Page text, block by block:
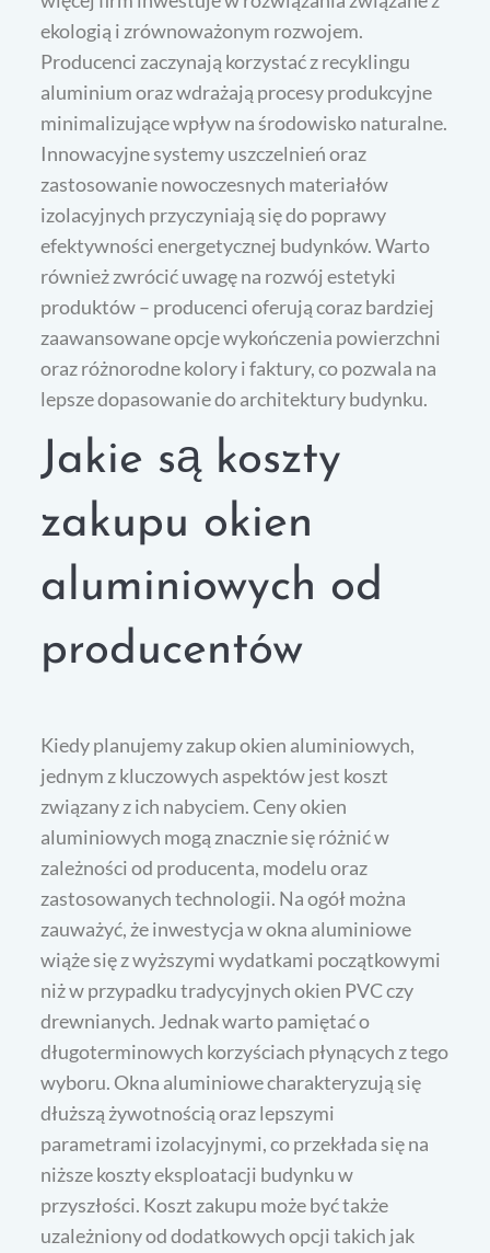
ekologią i zrównoważonym rozwojem.
Producenci zaczynają korzystać z recyklingu
aluminium oraz wdrażają procesy produkcyjne
minimalizujące wpływ na środowisko naturalne.
Innowacyjne systemy uszczelnień oraz
zastosowanie nowoczesnych materiałów
izolacyjnych przyczyniają się do poprawy
efektywności energetycznej budynków. Warto
również zwrócić uwagę na rozwój estetyki
produktów – producenci oferują coraz bardziej
zaawansowane opcje wykończenia powierzchni
oraz różnorodne kolory i faktury, co pozwala na
lepsze dopasowanie do architektury budynku.
Jakie są koszty
zakupu okien
aluminiowych od
producentów
Kiedy planujemy zakup okien aluminiowych,
jednym z kluczowych aspektów jest koszt
związany z ich nabyciem. Ceny okien
aluminiowych mogą znacznie się różnić w
zależności od producenta, modelu oraz
zastosowanych technologii. Na ogół można
zauważyć, że inwestycja w okna aluminiowe
wiąże się z wyższymi wydatkami początkowymi
niż w przypadku tradycyjnych okien PVC czy
drewnianych. Jednak warto pamiętać o
długoterminowych korzyściach płynących z tego
wyboru. Okna aluminiowe charakteryzują się
dłuższą żywotnością oraz lepszymi
parametrami izolacyjnymi, co przekłada się na
niższe koszty eksploatacji budynku w
przyszłości. Koszt zakupu może być także
uzależniony od dodatkowych opcji takich jak